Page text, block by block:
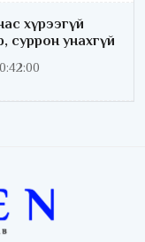
хүрээгүй
суррон унахгүй